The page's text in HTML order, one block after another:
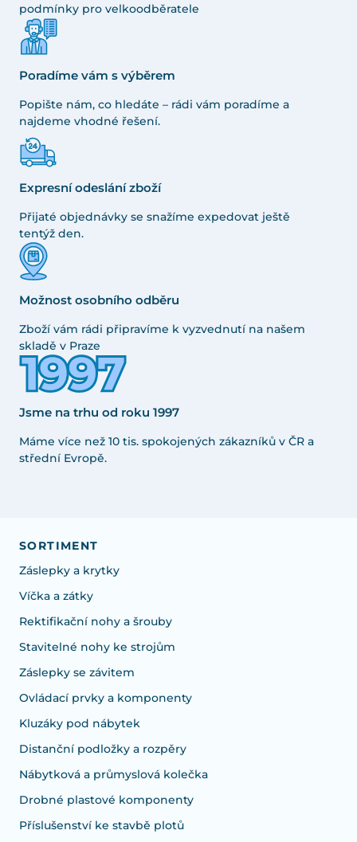
podmínky pro velkoodběratele
Poradíme vám s výběrem
Popište nám, co hledáte – rádi vám poradíme a
najdeme vhodné řešení.
Expresní odeslání zboží
Přijaté objednávky se snažíme expedovat ještě
tentýž den.
Možnost osobního odběru
Zboží vám rádi připravíme k vyzvednutí na našem
skladě v Praze
Jsme na trhu od roku 1997
Máme více než 10 tis. spokojených zákazníků v ČR a
střední Evropě.
SORTIMENT
Záslepky a krytky
Víčka a zátky
Rektifikační nohy a šrouby
Stavitelné nohy ke strojům
Záslepky se závitem
Ovládací prvky a komponenty
Kluzáky pod nábytek
Distanční podložky a rozpěry
Nábytková a průmyslová kolečka
Drobné plastové komponenty
Příslušenství ke stavbě plotů